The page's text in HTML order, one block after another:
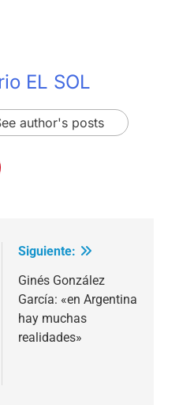
EL SOL
author's posts
Siguiente:
Ginés González
García: «en Argentina
hay muchas
realidades»